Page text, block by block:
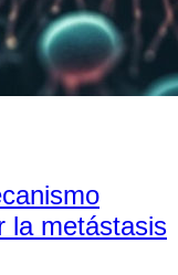
la metástasis